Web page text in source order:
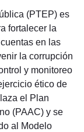
(PTEP) es
fortalecer la
en las
la corrupción
y monitoreo
ético de
el Plan
(PAAC) y se
al Modelo